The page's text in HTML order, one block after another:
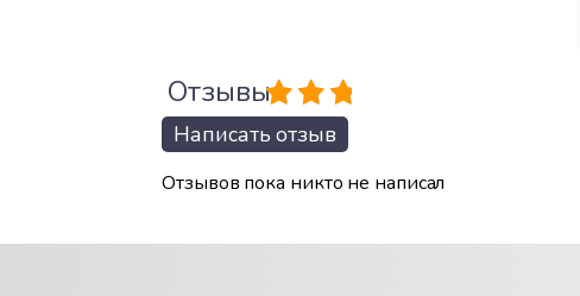
Отзывы
Написать отзыв
Отзывов пока никто не написал